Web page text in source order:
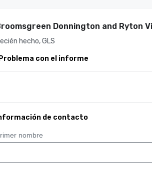
Donnington and Ryton
hecho, GLS
con el informe
de contacto
nombre